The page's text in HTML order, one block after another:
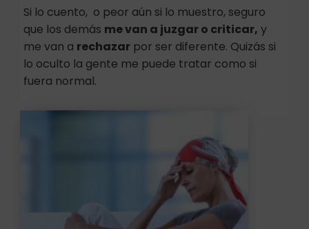
Si lo cuento, o peor aún si lo muestro, seguro
que los demás me van a juzgar o criticar, y
me van a rechazar por ser diferente. Quizás si
lo oculto la gente me puede tratar como si
fuera normal.